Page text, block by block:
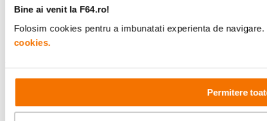
Bine ai venit la F64.ro!
Folosim cookies pentru a imbunatati experienta de
cookies.
Permitere
Urmareste-ne
Metode de plata